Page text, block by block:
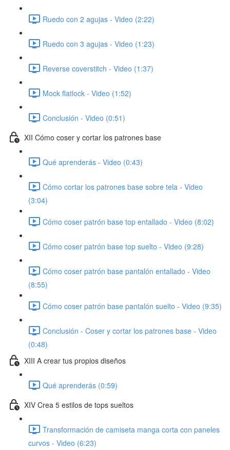
Ruedo con 2 agujas - Video (2:22)
Ruedo con 3 agujas - Video (1:23)
Reverse coverstitch - Video (1:37)
Mock flatlock - Video (1:52)
Conclusión - Video (0:51)
XII Cómo coser y cortar los patrones base
Qué aprenderás - Video (0:43)
Cómo cortar los patrones base sobre tela - Video
(3:04)
Cómo coser patrón base top entallado - Video (8:02)
Cómo coser patrón base top suelto - Video (9:28)
Cómo coser patrón base pantalón entallado - Video
(8:55)
Cómo coser patrón base pantalón suelto - Video (9:35)
Conclusión - Coser y cortar los patrones base - Video
(0:48)
XIII A crear tus propios diseños
Qué aprenderás (0:59)
XIV Crea 5 estilos de tops sueltos
Transformación de camiseta manga corta con paneles
curvos - Video (6:23)